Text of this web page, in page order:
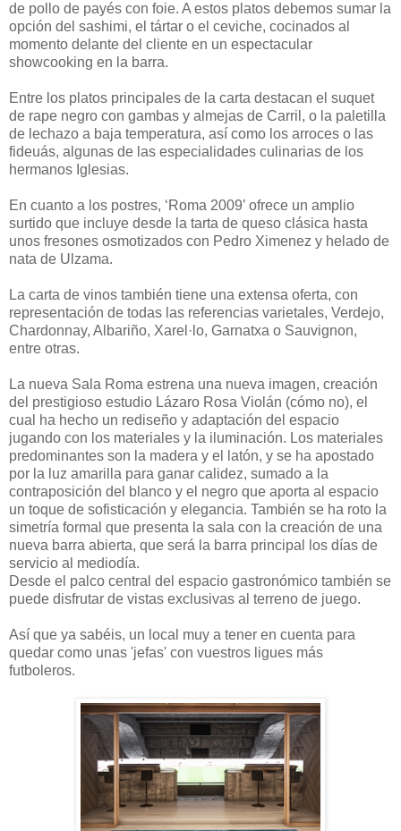
de pollo de payés con foie. A estos platos debemos sumar la
opción del sashimi, el tártar o el ceviche, cocinados al
momento delante del cliente en un espectacular
showcooking en la barra.
Entre los platos principales de la carta destacan el suquet
de rape negro con gambas y almejas de Carril, o la paletilla
de lechazo a baja temperatura, así como los arroces o las
fideuás, algunas de las especialidades culinarias de los
hermanos Iglesias.
En cuanto a los postres, ‘Roma 2009’ ofrece un amplio
surtido que incluye desde la tarta de queso clásica hasta
unos fresones osmotizados con Pedro Ximenez y helado de
nata de Ulzama.
La carta de vinos también tiene una extensa oferta, con
representación de todas las referencias varietales, Verdejo,
Chardonnay, Albariño, Xarel·lo, Garnatxa o Sauvignon,
entre otras.
La nueva Sala Roma estrena una nueva imagen, creación
del prestigioso estudio Lázaro Rosa Violán (cómo no), el
cual ha hecho un rediseño y adaptación del espacio
jugando con los materiales y la iluminación. Los materiales
predominantes son la madera y el latón, y se ha apostado
por la luz amarilla para ganar calidez, sumado a la
contraposición del blanco y el negro que aporta al espacio
un toque de sofisticación y elegancia. También se ha roto la
simetría formal que presenta la sala con la creación de una
nueva barra abierta, que será la barra principal los días de
servicio al mediodía.
Desde el palco central del espacio gastronómico también se
puede disfrutar de vistas exclusivas al terreno de juego.
Así que ya sabéis, un local muy a tener en cuenta para
quedar como unas 'jefas' con vuestros ligues más
futboleros.